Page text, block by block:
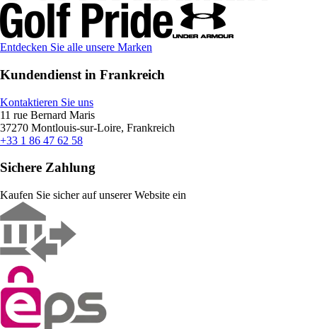
Entdecken Sie alle unsere Marken
Kundendienst in Frankreich
Kontaktieren Sie uns
11 rue Bernard Maris
37270 Montlouis-sur-Loire, Frankreich
+33 1 86 47 62 58
Sichere Zahlung
Kaufen Sie sicher auf unserer Website ein